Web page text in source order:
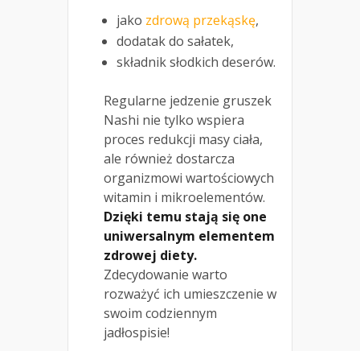
jako zdrową przekąskę,
dodatak do sałatek,
składnik słodkich deserów.
Regularne jedzenie gruszek
Nashi nie tylko wspiera
proces redukcji masy ciała,
ale również dostarcza
organizmowi wartościowych
witamin i mikroelementów.
Dzięki temu stają się one
uniwersalnym elementem
zdrowej diety.
Zdecydowanie warto
rozważyć ich umieszczenie w
swoim codziennym
jadłospisie!